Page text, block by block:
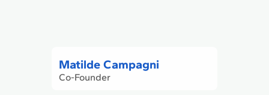
Matilde Campagni
Co-Founder